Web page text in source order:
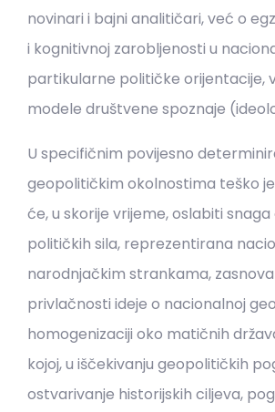
novinari i bajni analitičari, već o
i kognitivnoj zarobljenosti u
partikularne političke orijentacije,
modele društvene spoznaje
U specifičnim povijesno
geopolitičkim okolnostima teško
će, u skorije vrijeme, oslabiti
političkih sila, reprezentirana
narodnjačkim strankama,
privlačnosti ideje o nacionalnoj
homogenizaciji oko matičnih
kojoj, u iščekivanju geopolitičkih
ostvarivanje historijskih ciljeva,